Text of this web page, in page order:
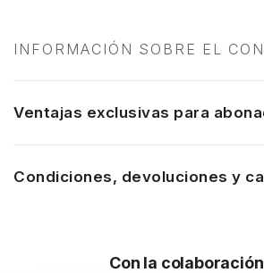
INFORMACIÓN SOBRE EL
Ventajas exclusivas para
Condiciones, devoluciones y
Con la